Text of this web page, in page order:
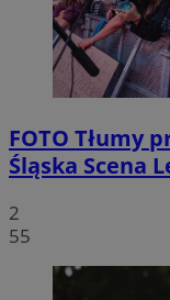
FOTO Tłumy
Śląska Scena
2
55